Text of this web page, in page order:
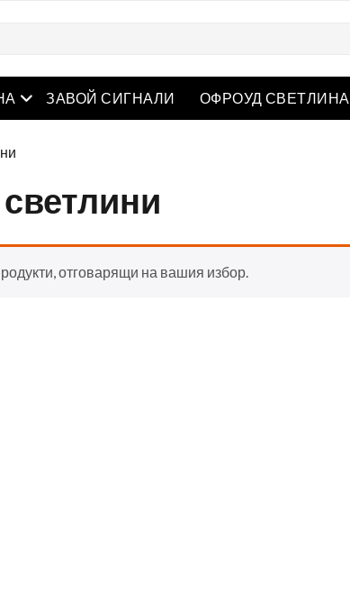
Отворете менюто
ЗАВОЙ СИГНАЛИ ОФРОУД СВЕТЛИНА
светлини
отговарящи на вашия избор.